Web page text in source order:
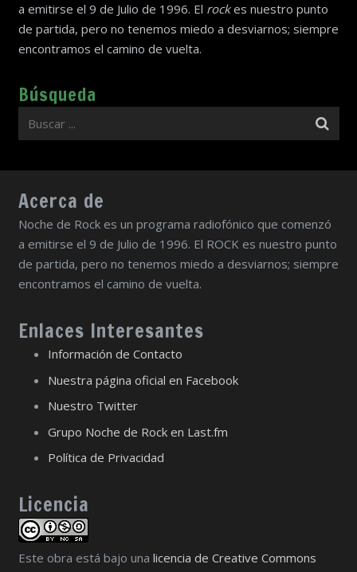
a emitirse el 9 de Julio de 1996. El rockes nuestro punto
de partida, pero no tenemos miedo a desviarnos; siempre
encontramos el camino de vuelta.
Búsqueda
Acerca de
Noche de Rock es un programa radiofónico que comenzó
a emitirse el 9 de Julio de 1996. El ROCK es nuestro punto
de partida, pero no tenemos miedo a desviarnos; siempre
encontramos el camino de vuelta.
Enlaces Interesantes
Información de Contacto
Nuestra página oficial en Facebook
Nuestro Twitter
Grupo Noche de Rock en Last.fm
Política de Privacidad
Licencia
Este obra está bajo una licencia de Creative Commons